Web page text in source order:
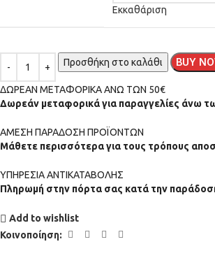
Εκκαθάριση
Προσθήκη στο καλάθι BUY
ΔΩΡΕΑΝ ΜΕΤΑΦΟΡΙΚΑ ΑΝΩ ΤΩΝ 50€
Δωρεάν μεταφορικά για παραγγελίες άνω
ΑMEΣΗ ΠΑΡΑΔΟΣΗ ΠΡΟΪΟΝΤΩΝ
Μάθετε περισσότερα για τους τρόπους
ΥΠΗΡΕΣΙΑ ΑΝΤΙΚΑΤΑΒΟΛΗΣ
Πληρωμή στην πόρτα σας κατά την
Add to wishlist
Κοινοποίηση: